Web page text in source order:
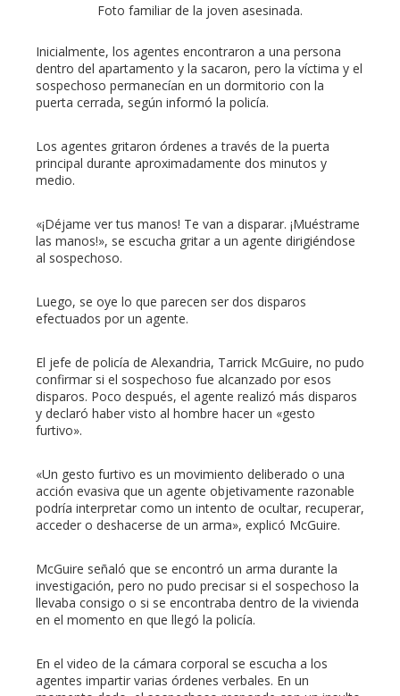
Foto familiar de la joven asesinada.
Inicialmente, los agentes encontraron a una persona
dentro del apartamento y la sacaron, pero la víctima y el
sospechoso permanecían en un dormitorio con la
puerta cerrada, según informó la policía.
Los agentes gritaron órdenes a través de la puerta
principal durante aproximadamente dos minutos y
medio.
«¡Déjame ver tus manos! Te van a disparar. ¡Muéstrame
las manos!», se escucha gritar a un agente dirigiéndose
al sospechoso.
Luego, se oye lo que parecen ser dos disparos
efectuados por un agente.
El jefe de policía de Alexandria, Tarrick McGuire, no pudo
confirmar si el sospechoso fue alcanzado por esos
disparos. Poco después, el agente realizó más disparos
y declaró haber visto al hombre hacer un «gesto
furtivo».
«Un gesto furtivo es un movimiento deliberado o una
acción evasiva que un agente objetivamente razonable
podría interpretar como un intento de ocultar, recuperar,
acceder o deshacerse de un arma», explicó McGuire.
McGuire señaló que se encontró un arma durante la
investigación, pero no pudo precisar si el sospechoso la
llevaba consigo o si se encontraba dentro de la vivienda
en el momento en que llegó la policía.
En el video de la cámara corporal se escucha a los
agentes impartir varias órdenes verbales. En un